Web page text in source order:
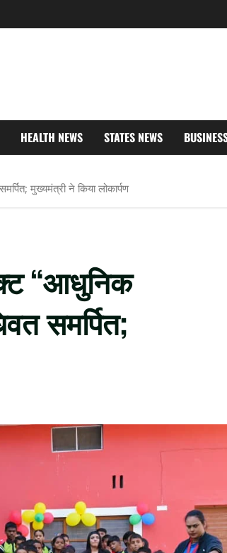
HEALTH NEWS STATES NEWS
मुख्यमंत्री ने किया लोकार्पण
“आधुनिक
समर्पित;